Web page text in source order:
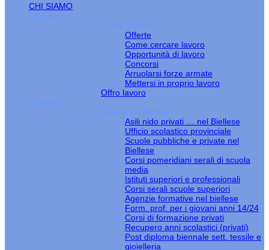
CHI SIAMO
LAVORO
Cerco Lavoro
Offerte
Come cercare lavoro
Opportunità di lavoro
Concorsi
Arruolarsi forze armate
Mettersi in proprio lavoro
Offro lavoro
STUDIO
Scuole nel Biellese
Asili nido privati … nel Biellese
Ufficio scolastico provinciale
Scuole pubbliche e private nel
Biellese
Corsi pomeridiani serali di scuola
media
Istituti superiori e professionali
Corsi serali scuole superiori
Agenzie formative nel biellese
Form. prof. per i giovani anni 14/24
Corsi di formazione privati
Recupero anni scolastici (privati)
Post diploma biennale sett. tessile e
gioielleria